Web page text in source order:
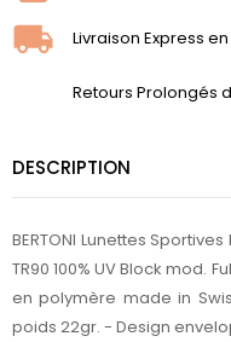
Livraison Express
Retours Prolongés
DESCRIPTION
BERTONI Lunettes
TR90 100% UV Block mod.
en polymère made in
poids 22gr. - Design